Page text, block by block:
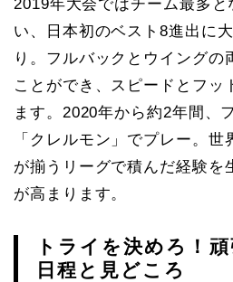
2019年大会ではチーム最多
い、日本初のベスト8進出に
り。フルバックとウイングの
ことができ、スピードとフッ
ます。2020年から約2年間、
「クレルモン」でプレー。
が揃うリーグで積んだ経験を
が高まります。
トライを決めろ！
日程と見どころ